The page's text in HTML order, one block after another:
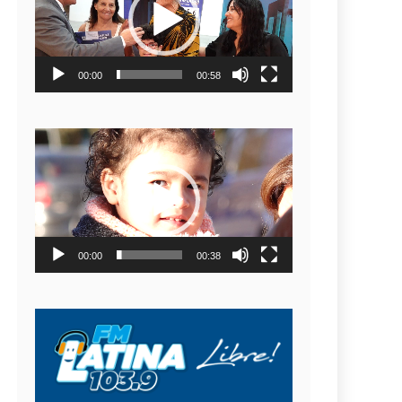
video
00:00 00:58
Reproductor
de
video
00:00 00:38